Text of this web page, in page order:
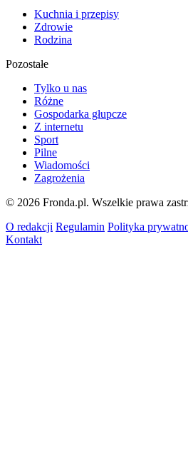
Kuchnia i przepisy
Zdrowie
Rodzina
Pozostałe
Tylko u nas
Różne
Gospodarka głupcze
Z internetu
Sport
Pilne
Wiadomości
Zagrożenia
© 2026 Fronda.pl. Wszelkie prawa
O redakcji Regulamin Polityka
Kontakt